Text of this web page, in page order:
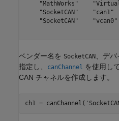
"MathWorks"
"SocketCAN"
"SocketCAN"
ベンダー名を SocketCAN 、デ
指定し、
canChannel
を使用し
CAN チャネルを作成します。
ch1 = canChannel(